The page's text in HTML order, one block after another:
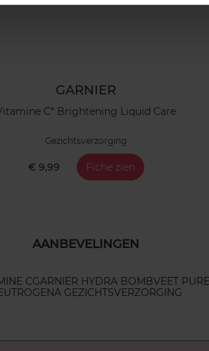
GARNIER
C* Brightening Liquid Care
Gezichtsverzorging
€ 9,99 Fiche zien
AANBEVELINGEN
CGARNIER HYDRA BOMBVEET PURE
GEZICHTSVERZORGING